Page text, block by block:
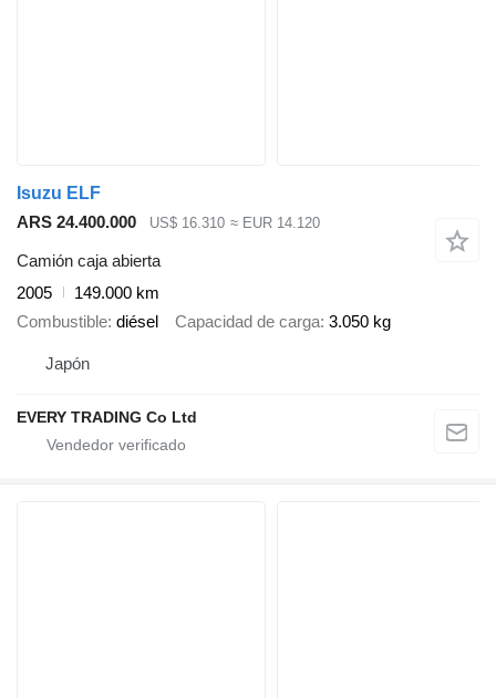
Isuzu ELF
ARS 24.400.000
US$ 16.310 ≈ EUR 14.120
Camión caja abierta
2005
149.000 km
Combustible diésel Capacidad de carga 3.050 kg
Japón
EVERY TRADING Co Ltd